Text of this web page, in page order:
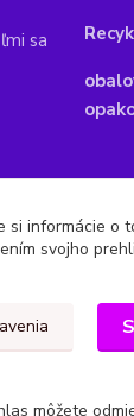
sa
informácie o
svojho
môžete